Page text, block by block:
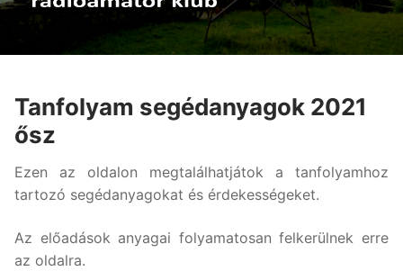
Keresése:
Tanfolyam segédanyagok 2021
ősz
Ezen az oldalon megtalálhatjátok a tanfolyamhoz
tartozó segédanyagokat és érdekességeket.
Az előadások anyagai folyamatosan felkerülnek erre
az oldalra.